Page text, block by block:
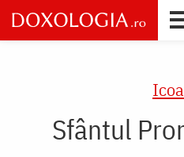
Skip
to
main
Sfântul